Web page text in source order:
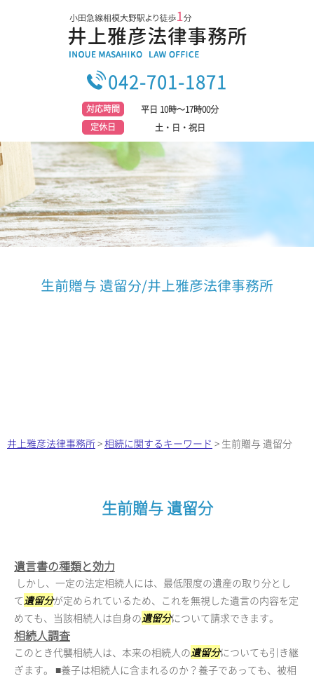
042-701-1871
対応時間
平日 10時～17時00分
定休日
土・日・祝日
生前贈与 遺留分/井上雅彦法律事務所
井上雅彦法律事務所>相続に関するキーワード > 生前贈与 遺留分
生前贈与 遺留分
遺言書の種類と効力
しかし、一定の法定相続人には、最低限度の遺産の取り分とし
て遺留分が定められているため、これを無視した遺言の内容を定
めても、当該相続人は自身の遺留分について請求できます。
相続人調査
このとき代襲相続人は、本来の相続人の遺留分についても引き継
ぎます。 ■養子は相続人に含まれるのか？養子であっても、被相